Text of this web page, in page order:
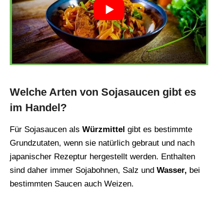
Welche Arten von Sojasaucen gibt es
im Handel?
Für Sojasaucen als Würzmittel gibt es bestimmte
Grundzutaten, wenn sie natürlich gebraut und nach
japanischer Rezeptur hergestellt werden. Enthalten
sind daher immer Sojabohnen, Salz und Wasser, bei
bestimmten Saucen auch Weizen.